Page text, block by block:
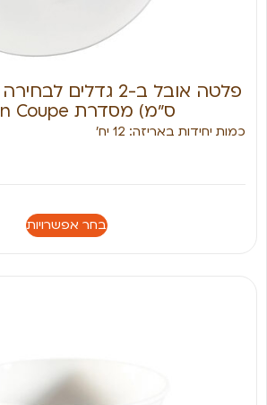
ס״מ) מסדרת Fusion Coupe
כמות יחידות באריזה: 12 יח׳
בחר אפשרויות